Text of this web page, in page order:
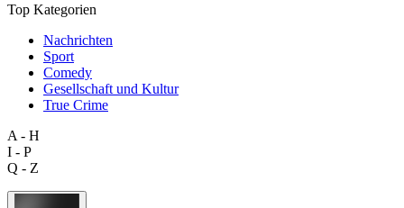
Top Kategorien
Nachrichten
Sport
Comedy
Gesellschaft und Kultur
True Crime
A - H
I - P
Q - Z